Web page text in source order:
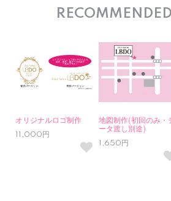
オリジナルロゴ制作
11,000円
地図制作(初回のみ・
ータ渡し別途)
1,650円